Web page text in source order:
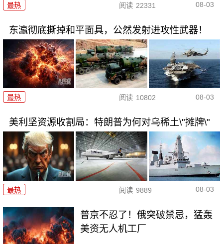
最热 阅读 22331 08-03
东瀛彻底撕掉和平面具，公然发射进攻性武器！
最热 阅读 10802 08-03
美利坚资源收割局：特朗普为何对乌稀土\"摊牌\"
最热 阅读 9889 08-03
普京不忍了！俄突破禁忌，猛轰
美资无人机工厂